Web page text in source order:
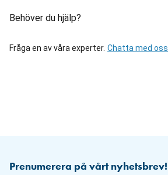
Behöver du hjälp?
Fråga en av våra experter. Chatta med oss
Prenumerera på vårt nyhetsbrev!